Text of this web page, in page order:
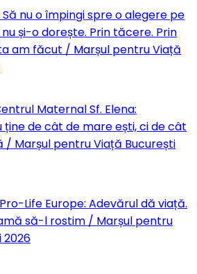
Să nu o împingi spre o alegere pe
și-o dorește. Prin tăcere. Prin
am făcut / Marșul pentru Viață
Maternal Sf. Elena:
ține de cât de mare ești, ci de cât
/ Marșul pentru Viață București
Life Europe: Adevărul dă viață.
să-l rostim / Marșul pentru
2026